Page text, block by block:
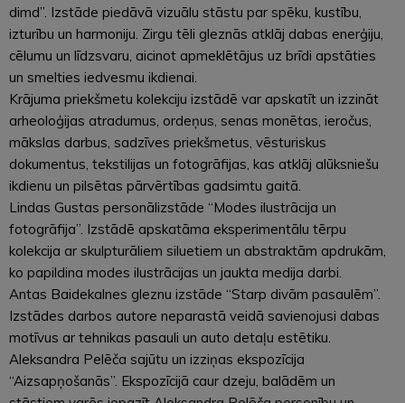
dimd”. Izstāde piedāvā vizuālu stāstu par spēku, kustību,
izturību un harmoniju. Zirgu tēli gleznās atklāj dabas enerģiju,
cēlumu un līdzsvaru, aicinot apmeklētājus uz brīdi apstāties
un smelties iedvesmu ikdienai.
Krājuma priekšmetu kolekciju izstādē var apskatīt un izzināt
arheoloģijas atradumus, ordeņus, senas monētas, ieročus,
mākslas darbus, sadzīves priekšmetus, vēsturiskus
dokumentus, tekstilijas un fotogrāfijas, kas atklāj alūksniešu
ikdienu un pilsētas pārvērtības gadsimtu gaitā.
Lindas Gustas personālizstāde “Modes ilustrācija un
fotogrāfija”. Izstādē apskatāma eksperimentālu tērpu
kolekcija ar skulpturāliem siluetiem un abstraktām apdrukām,
ko papildina modes ilustrācijas un jaukta medija darbi.
Antas Baidekalnes gleznu izstāde “Starp divām pasaulēm”.
Izstādes darbos autore neparastā veidā savienojusi dabas
motīvus ar tehnikas pasauli un auto detaļu estētiku.
Aleksandra Pelēča sajūtu un izziņas ekspozīcija
“Aizsapņošanās”. Ekspozīcijā caur dzeju, balādēm un